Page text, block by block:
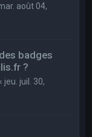
août 04,
badges
?
jeu. juil. 30,